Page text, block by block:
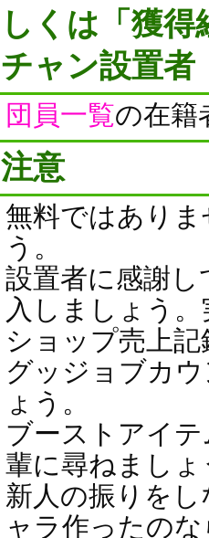
しくは「獲
チャン設置者
団員一覧の在籍
注意
無料ではあり
う。
設置者に感謝
入しましょう
ショップ売上
グッジョブカ
ょう。
ブーストアイ
輩に尋ねましょ
新人の振りを
ャラ作ったの